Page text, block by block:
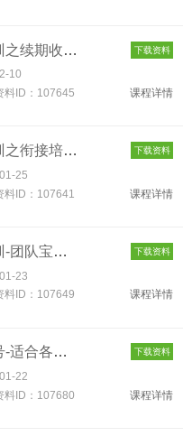
【保险经营】寿险培训之续期收展 107645 下载资料
10
料ID：107645 课程详情
【保险经营】寿险培训之衔接培训 107641 下载资料
25
料ID：107641 课程详情
【保险经营】组训培训-团队宝典！！ 107649 下载资料
23
料ID：107649 课程详情
【保险经营】标语口号-适合各行口号大全 107680 下载资料
22
料ID：107680 课程详情